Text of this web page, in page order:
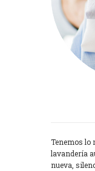
Tenemos lo
lavandería
nueva,